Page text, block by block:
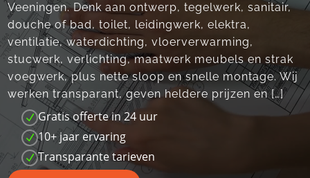
Veeningen. Denk aan ontwerp, tegelwerk, sanitair,
douche of bad, toilet, leidingwerk, elektra,
ventilatie, waterdichting, vloerverwarming,
stucwerk, verlichting, maatwerk meubels en strak
voegwerk, plus nette sloop en snelle montage. Wij
werken transparant, geven heldere prijzen en […]
N Gratis offerte in 24 uur
N 10+ jaar ervaring
N Transparante tarieven